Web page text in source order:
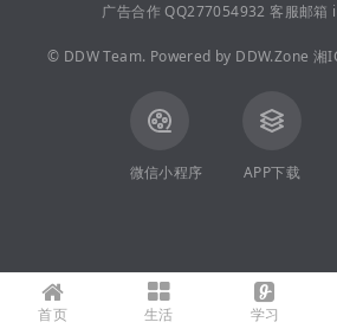
首页 生活 学习
广告合作 QQ277054932 客服邮箱
© DDW Team. Powered by DDW.Zone 湘
微信小程序 APP下载